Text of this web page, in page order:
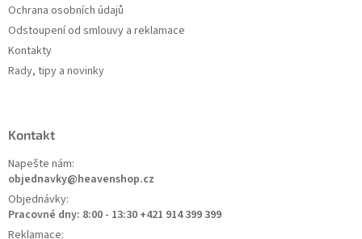
u
Ochrana osobních údajů
Odstoupení od smlouvy a reklamace
Kontakty
Rady, tipy a novinky
Kontakt
Napešte nám:
objednavky@heavenshop.cz
Objednávky:
Pracovné dny: 8:00 - 13:30 +421 914 399 399
Reklamace: